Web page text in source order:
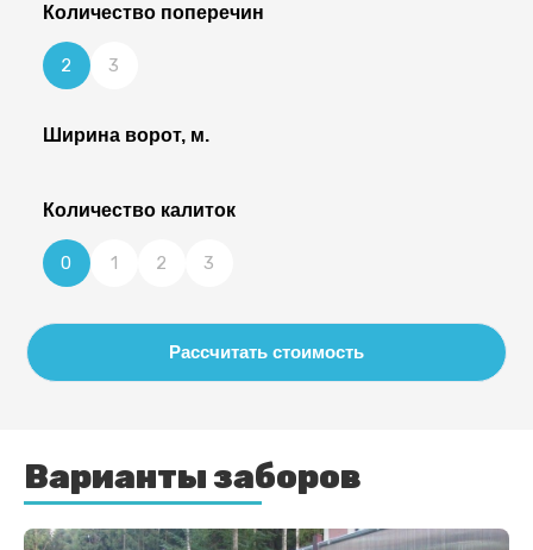
Количество поперечин
2 3
Ширина ворот, м.
Количество калиток
0 1 2 3
Рассчитать стоимость
Варианты заборов